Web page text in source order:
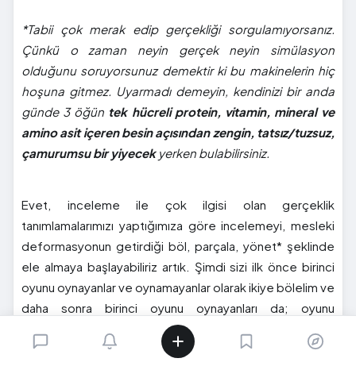
*Tabii çok merak edip gerçekliği sorgulamıyorsanız.
Çünkü o zaman neyin gerçek neyin simülasyon
olduğunu soruyorsunuz demektir ki bu makinelerin hiç
hoşuna gitmez. Uyarmadı demeyin, kendinizi bir anda
günde 3 öğün tek hücreli protein, vitamin, mineral ve
amino asit içeren besin açısından zengin, tatsız/tuzsuz,
çamurumsu bir yiyecekyerken bulabilirsiniz.
Evet, inceleme ile çok ilgisi olan gerçeklik
tanımlamalarımızı yaptığımıza göre incelemeyi, mesleki
deformasyonun getirdiği böl, parçala, yönet* şeklinde
ele almaya başlayabiliriz artık. Şimdi sizi ilk önce birinci
oyunu oynayanlar ve oynamayanlar olarak ikiye bölelim ve
daha sonra birinci oyunu oynayanları da; oyunu
beğenenler ve (her ne kadar kalbimi kırıyor olsa da)
oyunu beğenmeyenler olarak tekrar ikiye ayırıp